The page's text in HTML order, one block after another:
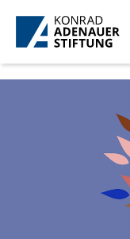
Skip to Main Content